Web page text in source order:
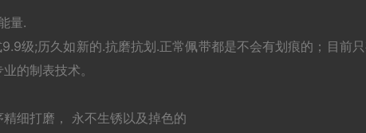
量.
级;历久如新的.抗磨抗划.正常佩带都是不会有划痕的；目前
的制表技术。
细打磨， 永不生锈以及掉色的